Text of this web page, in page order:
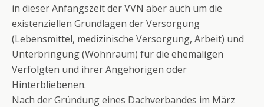
in dieser Anfangszeit der VVN aber auch um die
existenziellen Grundlagen der Versorgung
(Lebensmittel, medizinische Versorgung, Arbeit) und
Unterbringung (Wohnraum) für die ehemaligen
Verfolgten und ihrer Angehörigen oder
Hinterbliebenen.
Nach der Gründung eines Dachverbandes im März